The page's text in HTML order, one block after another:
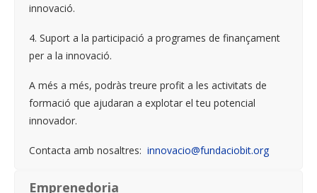
innovació.
4. Suport a la participació a programes de finançament
per a la innovació.
A més a més, podràs treure profit a les activitats de
formació que ajudaran a explotar el teu potencial
innovador.
Contacta amb nosaltres: innovacio@fundaciobit.org
Emprenedoria